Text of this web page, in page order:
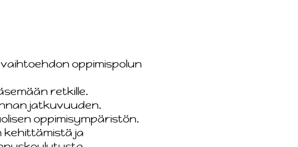
oppimispolun
retkille.
jatkuvuuden.
oppimisympäristön.
kehittämistä ja